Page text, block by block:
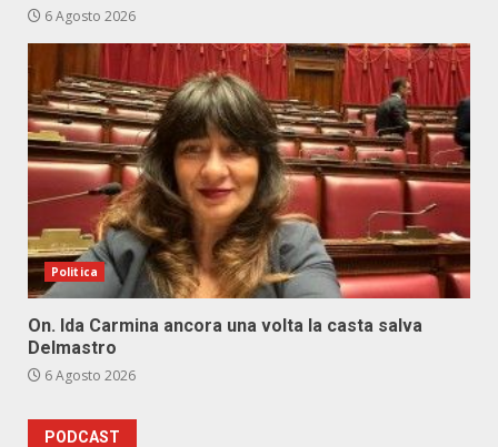
6 Agosto 2026
Politica
On. Ida Carmina ancora una volta la casta salva
Delmastro
6 Agosto 2026
PODCAST